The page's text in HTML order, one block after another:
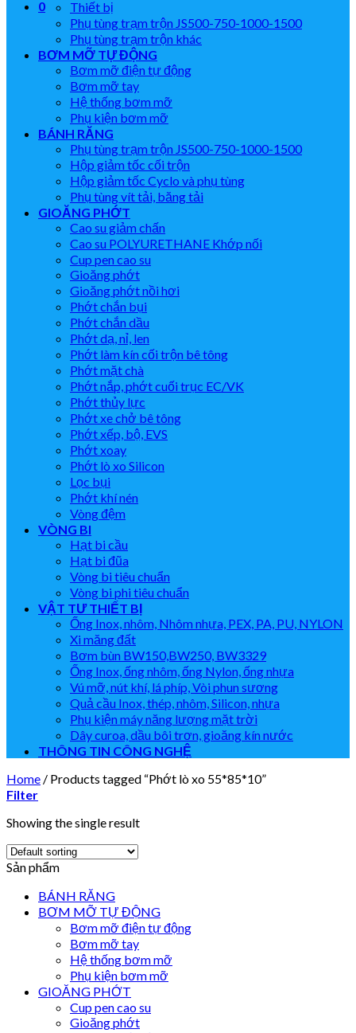
0
Thiết bị
Phụ tùng trạm trộn JS500-750-1000-1500
Phụ tùng trạm trộn khác
BƠM MỠ TỰ ĐỘNG
Bơm mỡ điện tự động
Bơm mỡ tay
Hệ thống bơm mỡ
Phụ kiện bơm mỡ
BÁNH RĂNG
Phụ tùng trạm trộn JS500-750-1000-1500
Hộp giảm tốc cối trộn
Hộp giảm tốc Cyclo và phụ tùng
Phụ tùng vít tải, băng tải
GIOĂNG PHỚT
Cao su giảm chấn
Cao su POLYURETHANE Khớp nối
Cup pen cao su
Gioăng phớt
Gioăng phớt nồi hơi
Phớt chắn bụi
Phớt chắn dầu
Phớt dạ, nỉ, len
Phớt làm kín cối trộn bê tông
Phớt mặt chà
Phớt nắp, phớt cuối trục EC/VK
Phớt thủy lực
Phớt xe chở bê tông
Phớt xếp, bộ, EVS
Phớt xoay
Phớt lò xo Silicon
Lọc bụi
Phớt khí nén
Vòng đệm
VÒNG BI
Hạt bi cầu
Hạt bi đũa
Vòng bi tiêu chuẩn
Vòng bi phi tiêu chuẩn
VẬT TƯ THIẾT BỊ
Ống Inox, nhôm, Nhôm nhựa, PEX, PA, PU, NYLON
Xi măng đất
Bơm bùn BW150,BW250, BW3329
Ống Inox, ống nhôm, ống Nylon, ống nhựa
Vú mỡ, nút khí, lá phíp, Vòi phun sương
Quả cầu Inox, thép, nhôm, Silicon, nhựa
Phụ kiện máy năng lượng mặt trời
Dây curoa, dầu bôi trơn, gioăng kín nước
THÔNG TIN CÔNG NGHỆ
Home / Products tagged “Phớt lò xo 55*85*10”
Filter
Showing the single result
Sản phẩm
BÁNH RĂNG
BƠM MỠ TỰ ĐỘNG
Bơm mỡ điện tự động
Bơm mỡ tay
Hệ thống bơm mỡ
Phụ kiện bơm mỡ
GIOĂNG PHỚT
Cup pen cao su
Gioăng phớt